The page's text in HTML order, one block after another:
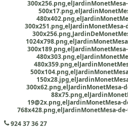
300x62.png,elJardinMonetMesa-
19@2x.png,elJardinMonetMesa-
768x428.png,elJardinMonetMesa-
924 37 36 27